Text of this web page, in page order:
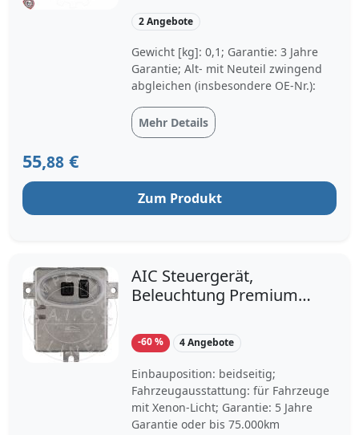
63126941634
63126934171
63126934836
2 Angebote
Gewicht [kg]: 0,1; Garantie: 3 Jahre
Garantie; Alt- mit Neuteil zwingend
abgleichen (insbesondere OE-Nr.):
Mehr Details
55,88 €
Zum Produkt
AIC Steuergerät,
Beleuchtung Premium
Erstausrüsterqualität
57478 beidseitig für
BMW 6948180
63126948180
-60 % 4 Angebote
Einbauposition: beidseitig;
Fahrzeugausstattung: für Fahrzeuge
mit Xenon-Licht; Garantie: 5 Jahre
Garantie oder bis 75.000km